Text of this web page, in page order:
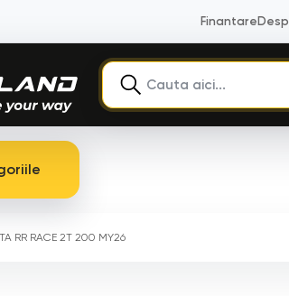
Finantare
RR RACE 2T 200 MY26